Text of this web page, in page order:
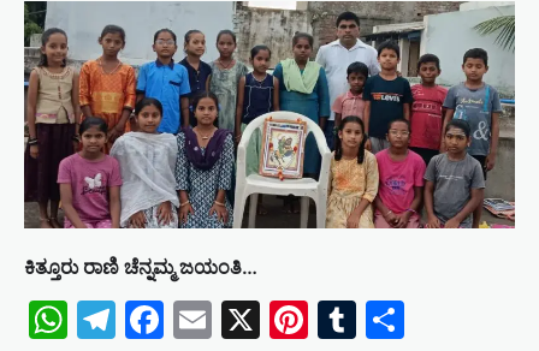
i
g
a
t
o
ಕಿತ್ತೂರು ರಾಣಿ ಚೆನ್ನಮ್ಮ ಜಯಂತಿ…
WhatsApp
Telegram
Facebook
Email
X Pinterest
Tumblr